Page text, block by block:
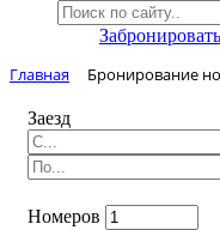
Забронировать
Главная Бронирование
Заезд
Номеров